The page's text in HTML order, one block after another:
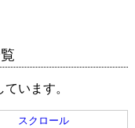
います。
スクロール